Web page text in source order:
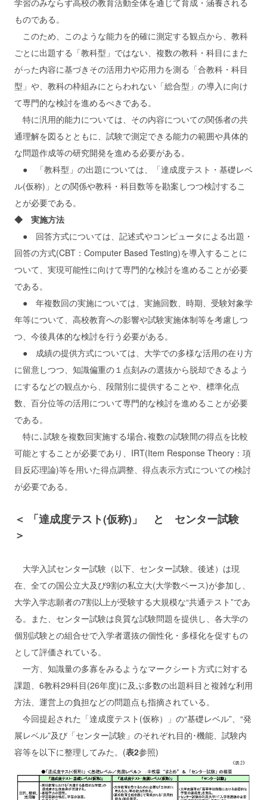
ものである。
このため、このような能力を的確に測定する観点から、教科
ごとに出題する「教科型」ではない、複数の教科・科目にまた
がった内容に基づきその活用力や応用力を測る「合教科・科目
型」や、教科の枠組みにとらわれない「総合型」の導入に向け
て専門的な検討を進めるべきである。
特に汎用的能力については、その内容についての関係者の共
通理解を図るとともに、試験で測定できる能力の範囲や具体的
な問題作成等の研究開発を進める必要がある。
● 「教科型」の出題については、「達成度テスト・基礎レベ
ル(仮称)」との関係や教科・科目数等を勘案しつつ検討するこ
とが必要である。
◆ 実施方法
● 回答方式については、記述式やコンピュータによる出題・
回答の方式(CBT：Computer Based Testing)を導入することに
ついて、実現可能性に向けて専門的な検討を進めることが必要
である。
● 年複数回の実施については、実施回数、時期、受験対象学
年等について、高校教育への影響や試験実施体制等を考慮しつ
つ、今後具体的な検討を行う必要がある。
● 成績の提供方式については、大学での多様な活用の在り方
に留意しつつ、知識偏重の１点刻みの選抜から脱却できるよう
にするなどの観点から、段階別に提供することや、標準化点
数、百分位等の活用について専門的な検討を進めることが必要
である。
特に､試験を複数回実施する場合､複数の試験間の得点を比較
可能とすることが必要であり、IRT(Item Response Theory：項
目反応理論)等を用いた得点調整、得点表示方式についての検討
が必要である。
＜ 「達成度テスト(仮称)」 と センター試験
＞
大学入試センター試験（以下、センター試験。後述）は現
在、全ての国公立大及び9割の私立大(大学数ベース)が参加し、
大学入学志願者の7割以上が受験する大規模な“共通テスト”であ
る。また、センター試験は良質な試験問題を提供し、各大学の
個別試験との組合せで入学者選抜の個性化・多様化を促すもの
として評価されている。
一方、知識量の多寡をみるようなマークシート方式に対する
課題、6教科29科目(26年度)に及ぶ多数の出題科目と複雑な利用
方法、運営上の負担などの問題点も指摘されている。
今回提起された「達成度テスト(仮称）」の“基礎レベル”、“発
展レベル”及び「センター試験」のそれぞれ目的･機能、試験内
容等を以下に整理してみた。(表2参照)